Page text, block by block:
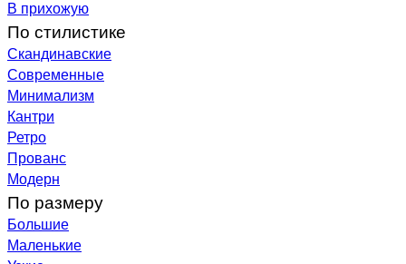
В прихожую
По стилистике
Скандинавские
Современные
Минимализм
Кантри
Ретро
Прованс
Модерн
По размеру
Большие
Маленькие